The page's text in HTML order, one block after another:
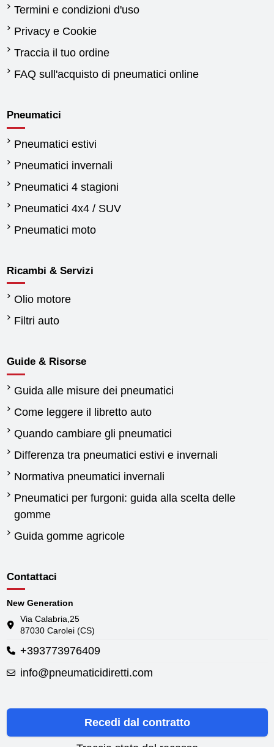
Termini e condizioni d'uso
Privacy e Cookie
Traccia il tuo ordine
FAQ sull'acquisto di pneumatici online
Pneumatici
Pneumatici estivi
Pneumatici invernali
Pneumatici 4 stagioni
Pneumatici 4x4 / SUV
Pneumatici moto
Ricambi & Servizi
Olio motore
Filtri auto
Guide & Risorse
Guida alle misure dei pneumatici
Come leggere il libretto auto
Quando cambiare gli pneumatici
Differenza tra pneumatici estivi e invernali
Normativa pneumatici invernali
Pneumatici per furgoni: guida alla scelta delle
gomme
Guida gomme agricole
Contattaci
New Generation
Via Calabria,25
87030 Carolei (CS)
+393773976409
info@pneumaticidiretti.com
Recedi dal contratto